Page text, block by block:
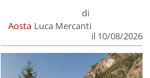
Aosta
di
Luca Mercanti
il 10/08/2026